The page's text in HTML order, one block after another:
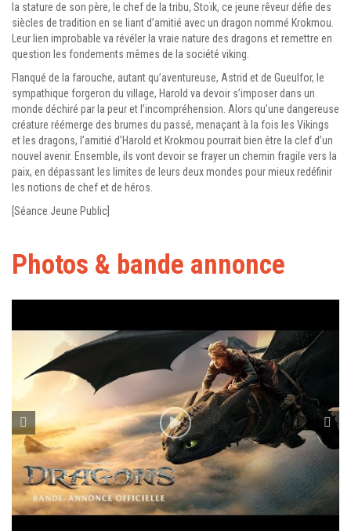
la stature de son père, le chef de la tribu, Stoïk, ce jeune rêveur défie des
siècles de tradition en se liant d’amitié avec un dragon nommé Krokmou.
Leur lien improbable va révéler la vraie nature des dragons et remettre en
question les fondements mêmes de la société viking.
Flanqué de la farouche, autant qu’aventureuse, Astrid et de Gueulfor, le
sympathique forgeron du village, Harold va devoir s’imposer dans un
monde déchiré par la peur et l’incompréhension. Alors qu’une dangereuse
créature réémerge des brumes du passé, menaçant à la fois les Vikings
et les dragons, l’amitié d’Harold et Krokmou pourrait bien être la clef d’un
nouvel avenir. Ensemble, ils vont devoir se frayer un chemin fragile vers la
paix, en dépassant les limites de leurs deux mondes pour mieux redéfinir
les notions de chef et de héros.
[Séance Jeune Public]
Photos & bande annonce